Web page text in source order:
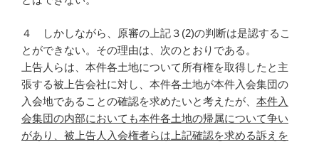
４ しかしながら、原審の上記３(2)の判断は是認するこ
とができない。その理由は、次のとおりである。
上告人らは、本件各土地について所有権を取得したと主
張する被上告会社に対し、本件各土地が本件入会集団の
入会地であることの確認を求めたいと考えたが、 本件入
会集団の内部においても本件各土地の帰属について争い
があり、被上告人入会権者らは上記確認を求める訴えを